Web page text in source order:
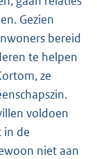
Gezien
bereid
te helpen
ze
voldoen
in de
niet aan